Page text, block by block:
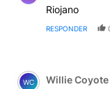
Riojano
RESPONDER
Comentario de
WC Willie Coyote